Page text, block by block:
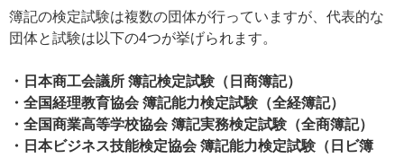
簿記の検定試験は複数の団体が行っていますが、代表的な
団体と試験は以下の4つが挙げられます。
・日本商工会議所 簿記検定試験（日商簿記）
・全国経理教育協会 簿記能力検定試験（全経簿記）
・全国商業高等学校協会 簿記実務検定試験（全商簿記）
・日本ビジネス技能検定協会 簿記能力検定試験（日ビ簿